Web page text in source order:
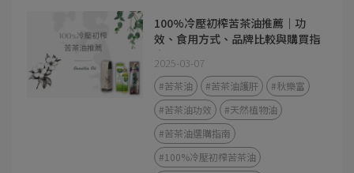
100%冷壓初榨苦茶油推薦｜功
效、食用方式、品牌比較與購買指
南
2025-03-07
#苦茶油 #苦茶油護肝
#秋樂富
#苦茶油功效
#天然植物油
#苦茶油選購指南
#100%冷壓初榨苦茶油